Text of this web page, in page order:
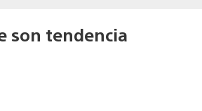
son tendencia